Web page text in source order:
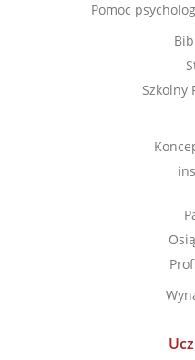
Pomoc
Szkolny